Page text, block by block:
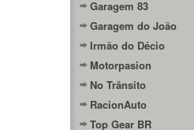
Garagem 83
Garagem do João
Irmão do Décio
Motorpasion
No Trânsito
RacionAuto
Top Gear BR